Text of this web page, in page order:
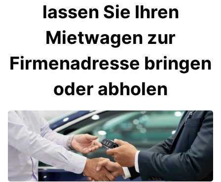
lassen Sie Ihren
Mietwagen zur
Firmenadresse bringen
oder abholen